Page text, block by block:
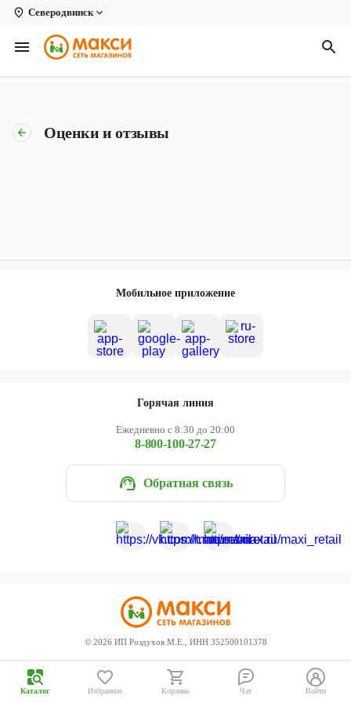
Северодвинск
Вологда
Архангельск
Киров
Новодвинск
Оценки и отзывы
Мобильное приложение
Горячая линия
Ежедневно с 8:30 до 20:00
8-800-100-27-27
Обратная связь
© 2026 ИП Роздухов М.Е., ИНН 352500101378
Каталог Избранное Корзина Чат Войти